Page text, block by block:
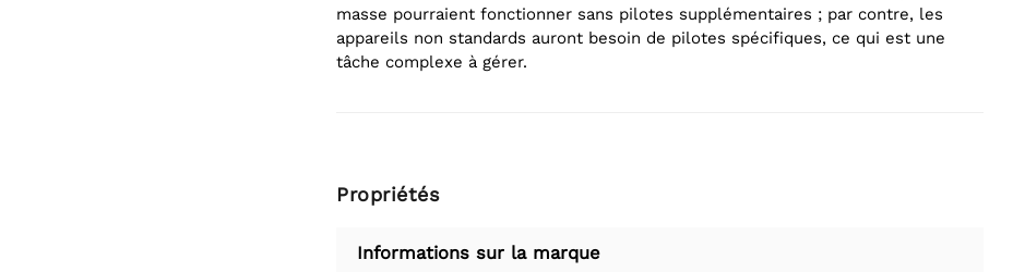
masse pourraient fonctionner sans pilotes supplémentaires ; par contre, les
appareils non standards auront besoin de pilotes spécifiques, ce qui est une
tâche complexe à gérer.
Propriétés
Informations sur la marque